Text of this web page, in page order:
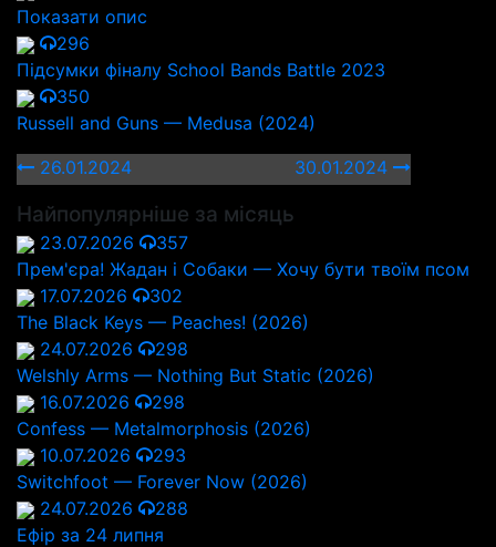
Показати опис
296
Підсумки фіналу School Bands Battle 2023
350
Russell and Guns — Medusa (2024)
26.01.2024
30.01.2024
Найпопулярніше за місяць
23.07.2026
357
Прем'єра! Жадан і Собаки — Хочу бути твоїм псом
17.07.2026
302
The Black Keys — Peaches! (2026)
24.07.2026
298
Welshly Arms — Nothing But Static (2026)
16.07.2026
298
Confess — Metalmorphosis (2026)
10.07.2026
293
Switchfoot — Forever Now (2026)
24.07.2026
288
Ефір за 24 липня